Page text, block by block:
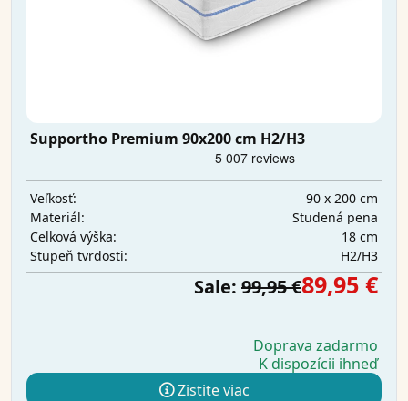
Supportho Premium 90x200 cm H2/H3
Veľkosť:
90 x 200 cm
Materiál:
Studená pena
Celková výška:
18 cm
Stupeň tvrdosti:
H2/H3
Sale: 99,95 €89,95 €
Doprava zadarmo
K dispozícii ihneď
Zistite viac